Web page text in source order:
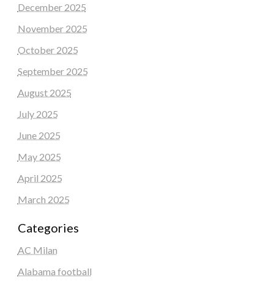
December 2025
November 2025
October 2025
September 2025
August 2025
July 2025
June 2025
May 2025
April 2025
March 2025
Categories
AC Milan
Alabama football